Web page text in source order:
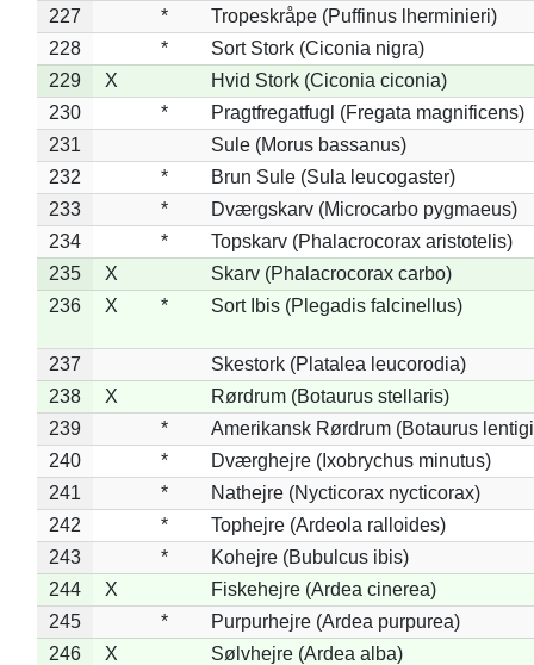
227 *
Tropeskråpe (Puffinus lherminieri)
228
*
Sort Stork (Ciconia nigra)
229
X
Hvid Stork (Ciconia ciconia)
230
*
Pragtfregatfugl (Fregata magnificens)
231
Sule (Morus bassanus)
232
*
Brun Sule (Sula leucogaster)
233
*
Dværgskarv (Microcarbo pygmaeus)
234
*
Topskarv (Phalacrocorax aristotelis)
235
X
Skarv (Phalacrocorax carbo)
236
X * Sort Ibis (Plegadis falcinellus)
237
Skestork (Platalea leucorodia)
238
X
Rørdrum (Botaurus stellaris)
239
*
Amerikansk Rørdrum (Botaurus
240
*
Dværghejre (Ixobrychus minutus)
241
*
Nathejre (Nycticorax nycticorax)
242
*
Tophejre (Ardeola ralloides)
243
*
Kohejre (Bubulcus ibis)
244
X
Fiskehejre (Ardea cinerea)
245
*
Purpurhejre (Ardea purpurea)
246
X
Sølvhejre (Ardea alba)